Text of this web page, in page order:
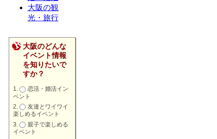
大阪の観
光・旅行
大阪のどんな
イベント情報
を知りたいで
すか？
恋活・婚活イン
ベント
友達とワイワイ
楽しめるイベント
親子で楽しめる
イベント